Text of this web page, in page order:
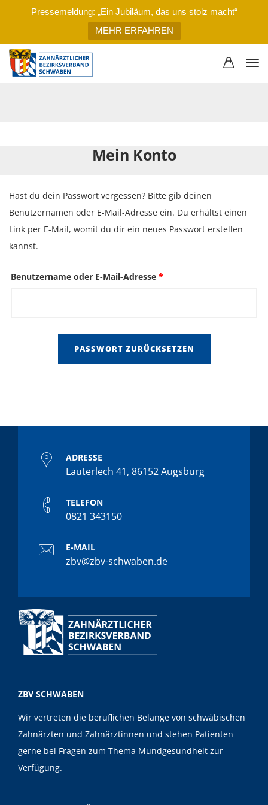
Pressemeldung: „Ein Jubiläum, das uns stolz macht“
MEHR ERFAHREN
Mein Konto
Hast du dein Passwort vergessen? Bitte gib deinen
Benutzernamen oder E-Mail-Adresse ein. Du erhältst einen
Link per E-Mail, womit du dir ein neues Passwort erstellen
kannst.
Benutzername oder E-Mail-Adresse *Erforderlich
PASSWORT ZURÜCKSETZEN
ADRESSE
Lauterlech 41, 86152 Augsburg
TELEFON
0821 343150
E-MAIL
zbv@zbv-schwaben.de
ZBV SCHWABEN
Wir vertreten die beruflichen Belange von schwäbischen
Zahnärzten und Zahnärztinnen und stehen Patienten
gerne bei Fragen zum Thema Mundgesundheit zur
Verfügung.